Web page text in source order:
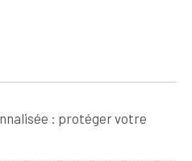
: protéger votre